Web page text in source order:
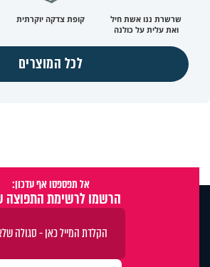
שרשרת ננו אשת חיל
ואת עלית על כולנה
קופת צדקה יוקרתית
לכל המוצרים
אל תפספסו אף עדכון:
הרשמו לרשימת התפוצה